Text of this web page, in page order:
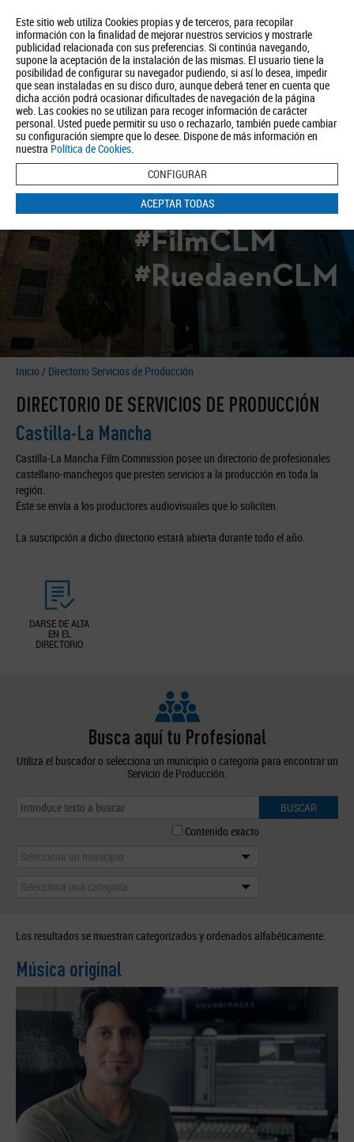
Este sitio web utiliza Cookies propias y de terceros, para recopilar
información con la finalidad de mejorar nuestros servicios y mostrarle
publicidad relacionada con sus preferencias. Si continúa navegando,
supone la aceptación de la instalación de las mismas. El usuario tiene la
posibilidad de configurar su navegador pudiendo, si así lo desea, impedir
que sean instaladas en su disco duro, aunque deberá tener en cuenta que
dicha acción podrá ocasionar dificultades de navegación de la página
web. Las cookies no se utilizan para recoger información de carácter
personal. Usted puede permitir su uso o rechazarlo, también puede cambiar
su configuración siempre que lo desee. Dispone de más información en
nuestra Política de Cookies.
CONFIGURAR
ACEPTAR TODAS
Quiénes somos Turismo Política de Privacidad Aviso Legal
Política de Cookies
BUSCAR
#FilmCLM
#RuedaenCLM
Inicio / Directorio Servicios de Producción
DIRECTORIO DE SERVICIOS DE PRODUCCIÓN
Castilla-La Mancha
Castilla-La Mancha Film Commission posee un directorio de profesionales
castellano-manchegos que presten servicios a la producción en toda la
región.
Éste se envía a los productores audiovisuales que lo soliciten.
La suscripción a dicho directorio estará abierta durante todo el año.
DARSE DE ALTA
EN EL
DIRECTORIO
Busca aquí tu Profesional
Utiliza el buscador o selecciona un municipio o categoría para encontrar un
Servicio de Producción.
BUSCAR
Contenido exacto
Selecciona un municipio
Selecciona una categoría
Los resultados se muestran categorizados y ordenados alfabéticamente.
Música original